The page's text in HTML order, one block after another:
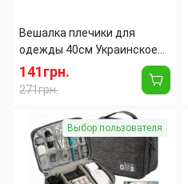
Вешалка плечики для
одежды 40см Украинское
производство, тремпеля
для одежды 40 см пластик
141грн.
271грн.
Многофункциональный
Ширина: 400 мм
Материал:Пластик
Прищепки:Нет
Вращающийся крючок:Да
Выбор пользователя